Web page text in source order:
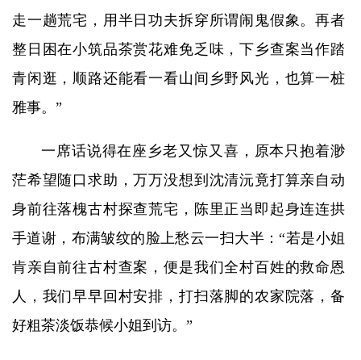
走一趟荒宅，用半日功夫拆穿所谓闹鬼假象。再者
整日困在小筑品茶赏花难免乏味，下乡查案当作踏
青闲逛，顺路还能看一看山间乡野风光，也算一桩
雅事。”
一席话说得在座乡老又惊又喜，原本只抱着渺
茫希望随口求助，万万没想到沈清沅竟打算亲自动
身前往落槐古村探查荒宅，陈里正当即起身连连拱
手道谢，布满皱纹的脸上愁云一扫大半：“若是小姐
肯亲自前往古村查案，便是我们全村百姓的救命恩
人，我们早早回村安排，打扫落脚的农家院落，备
好粗茶淡饭恭候小姐到访。”